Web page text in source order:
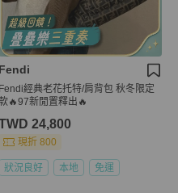
Fendi
Fendi經典老花托特/肩背包 秋冬限定
🔥97新閒置釋出🔥
24,800
現折 800
狀況良好 本地 免運